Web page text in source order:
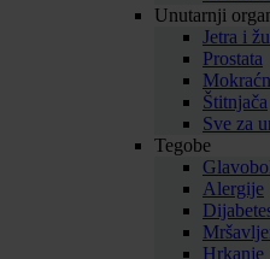
Unutarnji
Jetra i
Prostata
Štitnjača
Sve za
Tegobe
Alergije
Hrkanje